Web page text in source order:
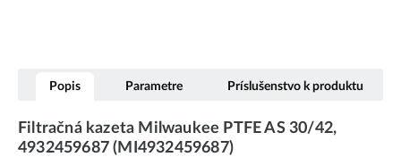
Popis Parametre Príslušenstvo k produktu
Filtračná kazeta Milwaukee PTFE AS 30/42,
4932459687 (MI4932459687)